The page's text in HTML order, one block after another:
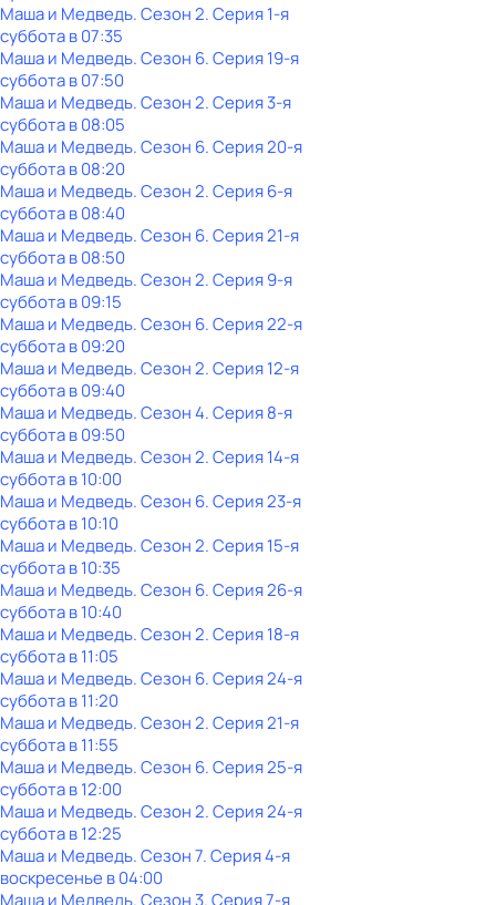
Маша и Медведь. Сезон 2. Серия 1-я
субботав07:35
Маша и Медведь. Сезон 6. Серия 19-я
субботав07:50
Маша и Медведь. Сезон 2. Серия 3-я
субботав08:05
Маша и Медведь. Сезон 6. Серия 20-я
субботав08:20
Маша и Медведь. Сезон 2. Серия 6-я
субботав08:40
Маша и Медведь. Сезон 6. Серия 21-я
субботав08:50
Маша и Медведь. Сезон 2. Серия 9-я
субботав09:15
Маша и Медведь. Сезон 6. Серия 22-я
субботав09:20
Маша и Медведь. Сезон 2. Серия 12-я
субботав09:40
Маша и Медведь. Сезон 4. Серия 8-я
субботав09:50
Маша и Медведь. Сезон 2. Серия 14-я
субботав10:00
Маша и Медведь. Сезон 6. Серия 23-я
субботав10:10
Маша и Медведь. Сезон 2. Серия 15-я
субботав10:35
Маша и Медведь. Сезон 6. Серия 26-я
субботав10:40
Маша и Медведь. Сезон 2. Серия 18-я
субботав11:05
Маша и Медведь. Сезон 6. Серия 24-я
субботав11:20
Маша и Медведь. Сезон 2. Серия 21-я
субботав11:55
Маша и Медведь. Сезон 6. Серия 25-я
субботав12:00
Маша и Медведь. Сезон 2. Серия 24-я
субботав12:25
Маша и Медведь. Сезон 7. Серия 4-я
воскресенье в04:00
Маша и Медведь. Сезон 3. Серия 7-я